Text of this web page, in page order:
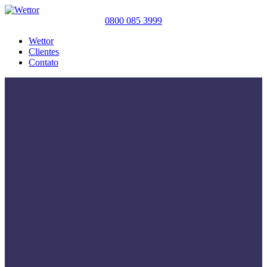
0800 085 3999
Wettor
Clientes
Contato